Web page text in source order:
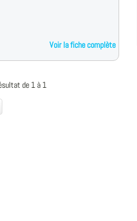
Voir la fiche complète
de 1 à 1